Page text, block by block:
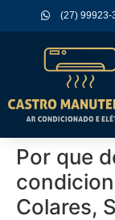
(27) 99923-
Por que
Colares,